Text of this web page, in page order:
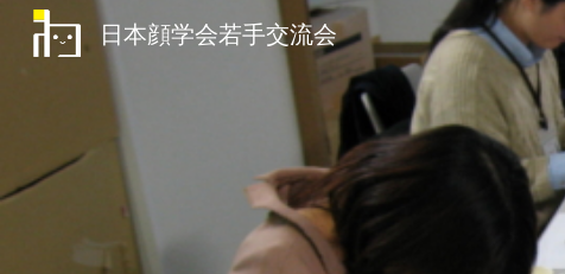
Skip
日本顔学会若手交流会